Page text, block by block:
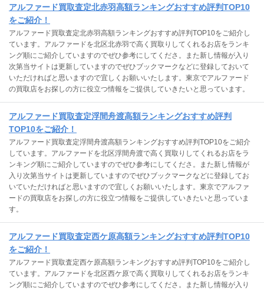
アルファード買取査定北赤羽高額ランキングおすすめ評判TOP10
をご紹介！
アルファード買取査定北赤羽高額ランキングおすすめ評判TOP10をご紹介し
ています。アルファードを北区北赤羽で高く買取りしてくれるお店をランキ
ング順にご紹介していますのでぜひ参考にしてくださ。また新し情報が入り
次第当サイトは更新していますのでぜひブックマークなどに登録しておいて
いただければと思いますので宜しくお願いいたします。東京でアルファード
の買取店をお探しの方に役立つ情報をご提供していきたいと思っています。
アルファード買取査定浮間舟渡高額ランキングおすすめ評判
TOP10をご紹介！
アルファード買取査定浮間舟渡高額ランキングおすすめ評判TOP10をご紹介
しています。アルファードを北区浮間舟渡で高く買取りしてくれるお店をラ
ンキング順にご紹介していますのでぜひ参考にしてくださ。また新し情報が
入り次第当サイトは更新していますのでぜひブックマークなどに登録してお
いていただければと思いますので宜しくお願いいたします。東京でアルファ
ードの買取店をお探しの方に役立つ情報をご提供していきたいと思っていま
す。
アルファード買取査定西ケ原高額ランキングおすすめ評判TOP10
をご紹介！
アルファード買取査定西ケ原高額ランキングおすすめ評判TOP10をご紹介し
ています。アルファードを北区西ケ原で高く買取りしてくれるお店をランキ
ング順にご紹介していますのでぜひ参考にしてくださ。また新し情報が入り